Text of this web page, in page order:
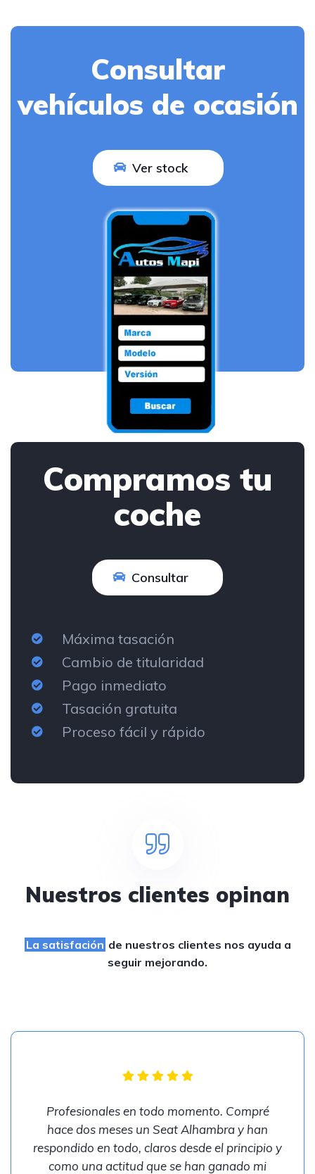
Consultar
vehículos de ocasión
Ver stock
Compramos tu
coche
Consultar
Máxima tasación
Cambio de titularidad
Pago inmediato
Tasación gratuita
Proceso fácil y rápido
Nuestros clientes opinan
La satisfación de nuestros clientes nos ayuda a
seguir mejorando.
Profesionales en todo momento. Compré
hace dos meses un Seat Alhambra y han
respondido en todo, claros desde el principio y
como una actitud que se han ganado mi